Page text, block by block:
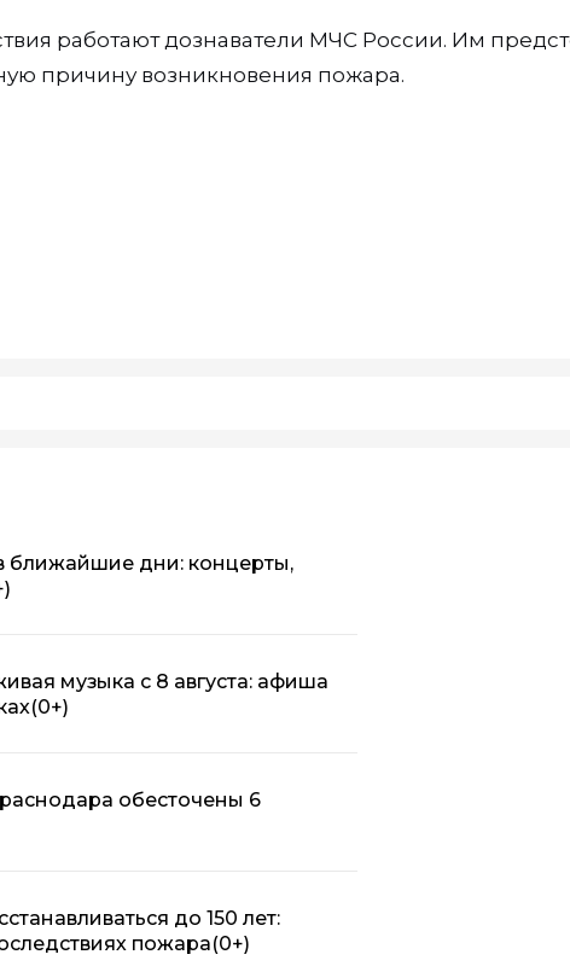
работают дознаватели МЧС России. Им
причину возникновения пожара.
ближайшие дни: концерты,
музыка с 8 августа: афиша
(0+)
обесточены 6
до 150 лет:
пожара(0+)